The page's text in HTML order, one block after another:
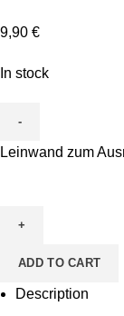
9,90 €
In stock
Leinwand zum
ADD TO CART
Description